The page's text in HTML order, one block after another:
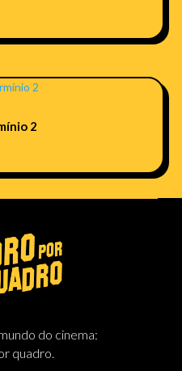
2
do cinema:
quadro.